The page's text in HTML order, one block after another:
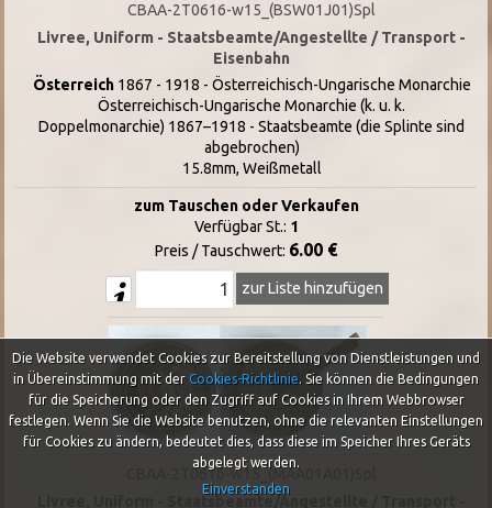
CBAA-2T0616-w15_(BSW01J01)Spl
Livree, Uniform - Staatsbeamte/Angestellte / Transport -
Eisenbahn
Österreich1867 - 1918 - Österreichisch-Ungarische Monarchie
Österreichisch-Ungarische Monarchie (k. u. k.
Doppelmonarchie) 1867–1918 - Staatsbeamte (die Splinte sind
abgebrochen)
15.8mm, Weißmetall
zum Tauschen oder Verkaufen
Verfügbar St.: 1
Preis / Tauschwert: 6.00 €
zur Liste hinzufügen
CBAA-2T0616-w15_(MAA01A01)Spl
Die Website verwendet Cookies zur Bereitstellung von Dienstleistungen und
in Übereinstimmung mit der Cookies-Richtlinie. Sie können die Bedingungen
für die Speicherung oder den Zugriff auf Cookies in Ihrem Webbrowser
festlegen. Wenn Sie die Website benutzen, ohne die relevanten Einstellungen
für Cookies zu ändern, bedeutet dies, dass diese im Speicher Ihres Geräts
abgelegt werden.
Einverstanden